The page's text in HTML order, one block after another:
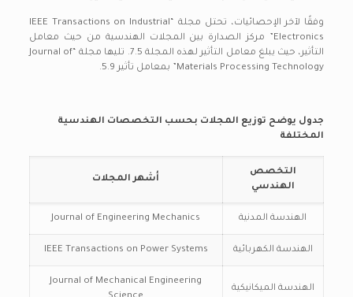
وفقًا لآخر الإحصائيات، تحتل مجلة “IEEE Transactions on Industrial
Electronics” مركز الصدارة بين المجلات الهندسية من حيث معامل
التأثير، حيث يبلغ معامل التأثير لهذه المجلة 7.5. تليها مجلة “Journal of
Materials Processing Technology” بمعامل تأثير 5.9.
جدول يوضح توزيع المجلات بحسب التخصصات الهندسية
المختلفة
التخصص
الهندسي
أشهر المجلات
الهندسة المدنية Journal of Engineering Mechanics
الهندسة الكهربائية IEEE Transactions on Power Systems
الهندسة الميكانيكية
Journal of Mechanical Engineering